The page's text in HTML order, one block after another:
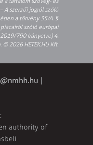
A szerzői jogról szóló
a törvény 35/A. §
piacairól szóló európai
2019/790 Irányelve) 4.
© 2026 HETEK.HU Kft.
|
authority of